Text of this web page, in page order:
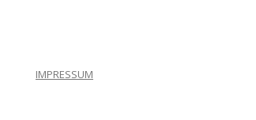
IMPRESSUM